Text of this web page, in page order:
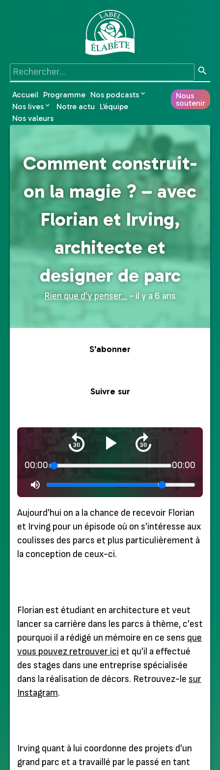
Accueil Programme Nos podcasts
Nos lives
Notre actu
L’équipe
Nos valeurs
Nous
soutenir
Comment construit-
on la magie ? – avec
Florian et Irving,
architecte et
designer de parc
Rien que d'y penser... - il y a 6 ans
S'abonner
Suivre sur
00:00 00:00
Aujourd'hui on a la chance de recevoir Florian
et Irving pour un épisode où on s'intéresse aux
coulisses des parcs et plus particulièrement à
la conception de ceux-ci.
Florian est étudiant en architecture et veut
lancer sa carrière dans les parcs à thème, c'est
pourquoi il a rédigé un mémoire en ce sens que
vous pouvez retrouver ici et qu'il a effectué
des stages dans une entreprise spécialisée
dans la réalisation de décors. Retrouvez-le sur
Instagram.
Irving quant à lui coordonne des projets d'un
grand parc et a travaillé par le passé en tant